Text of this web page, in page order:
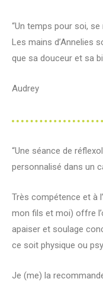
“Un temps pour soi,
Les mains d’Annelies
que sa douceur et sa
Audrey
“Une séance de
personnalisé dans un
Très compétence et à
mon fils et moi) offre
apaiser et soulage
ce soit physique ou
Je (me) la